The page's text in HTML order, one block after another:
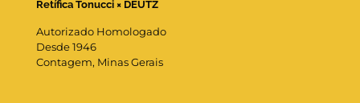
Retífica Tonucci × DEUTZ
Autorizado Homologado
Desde 1946
Contagem, Minas Gerais